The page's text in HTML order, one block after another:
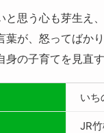
と思う心も芽生え
葉が、怒ってばか
の子育てを見直
いち
JR